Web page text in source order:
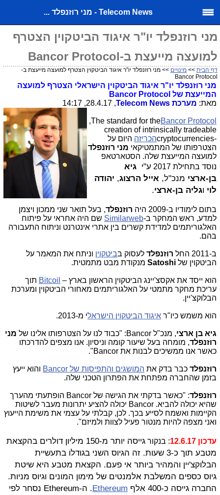
Telecom News - מני רוזנפלד ...
מני רוזנפלד יו"ר איגוד הביטקוין הצטרף
למועצה מייעצת ב-Bancor Protocol
דף הבית >> מינויים >> מני רוזנפלד יו"ר איגוד הביטקוין הצטרף למועצה מייעצת ב-
Bancor Protocol
מני רוזנפלד יו"ר איגוד הביטקוין הישראלי הצטרף למועצה
המייעצת של Bancor Protocol
מאת: מערכת Telecom News
, 28.4.17, 14:17
Bancor Protocol
,The standard for the
creation of intrinsically tradeable
cryptocurrencies-הכריזה היום על
הצטרפותו של המתמטיקאי מני רוזנפלד
למועצה המייעצת שלה. הסטארטאפ
נוסד בתחילת 2017
ע"י גיא
בן-ארצי מנכ"ל, אייל הרצוג, יהודה
לוי וגליה בן-ארצי.
בתום לימודיו ב-2009 היה רוזנפלד, בעל תואר שני ממכון ויצמן
למדע, ראש המחקר ב-Similarweb שם היה אחראי על פיתוח
האלגוריתמים למדידת קשרים בין אתרי אינטרנט וניתוח התעבורה
בהם.
ב-2011 החל רוזנפלד לעסוק בביטקוין וניתח את המאמר על
הביטקוין של Satoshi מנקודת מבט מתמטית.
הוא ייסד את אקסצ'יינג הביטקוין הראשון בארץ – Bitcoil תוך
עריכת מחקר מתמטי על האלגוריתמים מאחורי הביטקוין ומערכת
הבלוקצ'יין.
הוא משמש כיו"ר איגוד הביטקוין הישראלי מ-2013.
גיא בן ארצי, מנכ"ל Bancor: "כבוד לנו על הצטרפותו אלינו של מני
רוזנפלד, מומחה בעל שיעור קומה וניסיון. אנו מצפים להדרכתו
כאשר אנו ממשיכים לבנות את Bancor
".
רוזנפלד כבר בדק את המושגים והתפיסות של Bancor והוא ייעץ
בזמן שהחברה מפתחת את הפתרון הטכני שלה.
רוזנפלד: "כאשר בדקתי את הגישה של Bancor הופתעתי מהערך
שהיא יכולה להביא. Bancor יכולה להציע יתרונות מעבר לשיטות
הקיימות ואשמח לסייע בכך. לכן, קבלתי על עצמי את משימת הייעוץ
ואני מצפה להיות מנטור פעיל לצוות ולמיזם".
עדכון 12.6.17 : בנקור
גייסה יותר מ-150 מיליון דולרים בהקצאת
מטבע תוך כ-3 שעות. זה הגיוס השני בגודלו בתעשיית
הבלוקצ'יין והמהיר ביותר אי פעם. הקצאת מטבע היא שיטת
גיוס כספים המשלבת אלמנטים של מימון המונים וגיוס מניות.
החברה גייסה כ-400 אלף Ethereum
. ה-Ethereum נסחר לפי